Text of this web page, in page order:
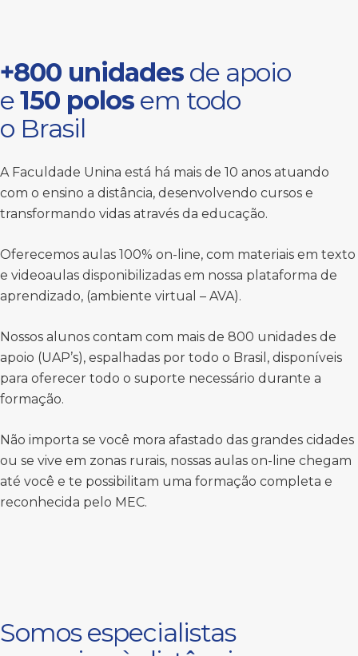
+800 unidades de apoio
e150 polos em todo
o Brasil
A Faculdade Unina está há mais de 10 anos atuando
com o ensino a distância, desenvolvendo cursos e
transformando vidas através da educação.
Oferecemos aulas 100% on-line, com materiais em texto
e videoaulas disponibilizadas em nossa plataforma de
aprendizado, (ambiente virtual – AVA).
Nossos alunos contam com mais de 800 unidades de
apoio (UAP’s), espalhadas por todo o Brasil, disponíveis
para oferecer todo o suporte necessário durante a
formação.
Não importa se você mora afastado das grandes cidades
ou se vive em zonas rurais, nossas aulas on-line chegam
até você e te possibilitam uma formação completa e
reconhecida pelo MEC.
Somos especialistas